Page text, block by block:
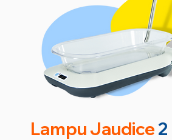
Lampu Jaudice